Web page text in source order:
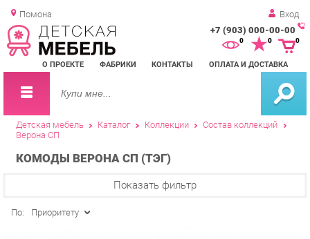
Помона Вход
+7 (903) 000-00-00
О ПРОЕКТЕ ФАБРИКИ КОНТАКТЫ ОПЛАТА И ДОСТАВКА
0 0
Детская мебель Каталог Коллекции Состав коллекций
Верона СП
КОМОДЫ ВЕРОНА СП (ТЭГ)